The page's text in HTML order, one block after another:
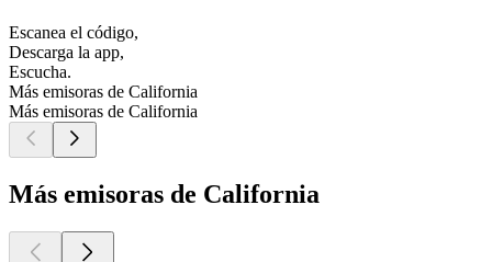
Escanea el código,
Descarga la app,
Escucha.
Más emisoras de California
Más emisoras de California
Más emisoras de California